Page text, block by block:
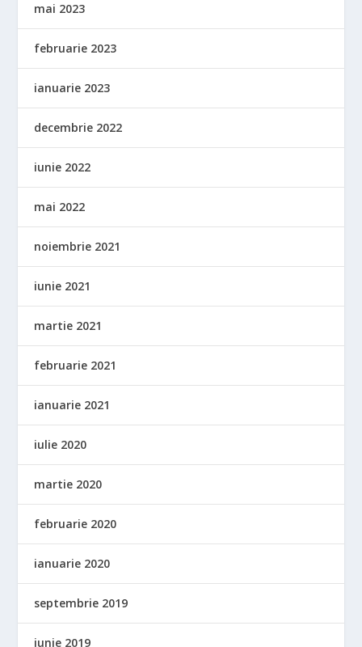
mai 2023
februarie 2023
ianuarie 2023
decembrie 2022
iunie 2022
mai 2022
noiembrie 2021
iunie 2021
martie 2021
februarie 2021
ianuarie 2021
iulie 2020
martie 2020
februarie 2020
ianuarie 2020
septembrie 2019
iunie 2019